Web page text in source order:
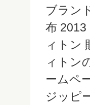
ブラン
布
ィトン
ィトン
ームペ
ジッピ